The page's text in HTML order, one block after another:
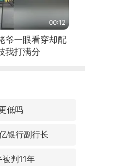
00:12
爷一眼看穿却配
我打满分
低吗
银行副行长
判11年